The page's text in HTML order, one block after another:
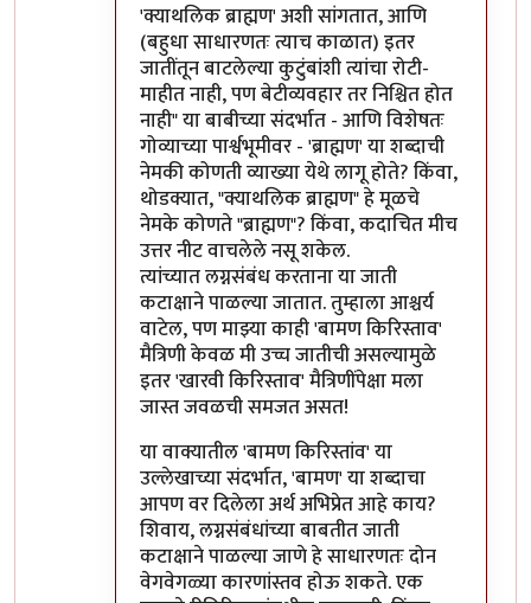
'क्याथलिक ब्राह्मण' अशी सांगतात, आणि
(बहुधा साधारणतः त्याच काळात) इतर
जातींतून बाटलेल्या कुटुंबांशी त्यांचा रोटी-
माहीत नाही, पण बेटीव्यवहार तर निश्चित होत
नाही" या बाबीच्या संदर्भात - आणि विशेषतः
गोव्याच्या पार्श्वभूमीवर - 'ब्राह्मण' या शब्दाची
नेमकी कोणती व्याख्या येथे लागू होते? किंवा,
थोडक्यात, "क्याथलिक ब्राह्मण" हे मूळचे
नेमके कोणते "ब्राह्मण"? किंवा, कदाचित मीच
उत्तर नीट वाचलेले नसू शकेल.
त्यांच्यात लग्नसंबंध करताना या जाती
कटाक्षाने पाळल्या जातात. तुम्हाला आश्चर्य
वाटेल, पण माझ्या काही 'बामण किरिस्ताव'
मैत्रिणी केवळ मी उच्च जातीची असल्यामुळे
इतर 'खारवी किरिस्ताव' मैत्रिणींपेक्षा मला
जास्त जवळची समजत असत!
या वाक्यातील 'बामण किरिस्तांव' या
उल्लेखाच्या संदर्भात, 'बामण' या शब्दाचा
आपण वर दिलेला अर्थ अभिप्रेत आहे काय?
शिवाय, लग्नसंबंधांच्या बाबतीत जाती
कटाक्षाने पाळल्या जाणे हे साधारणतः दोन
वेगवेगळ्या कारणांस्तव होऊ शकते. एक